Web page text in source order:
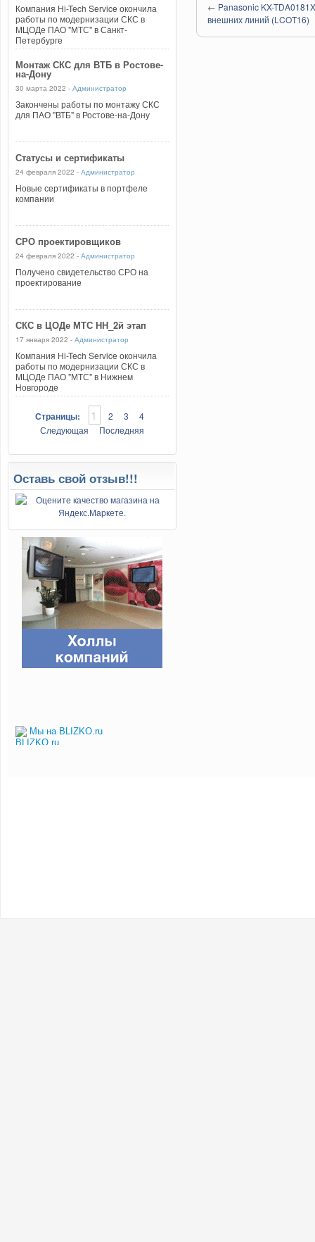
Компания Hi-Tech Service окончила
работы по модернизации СКС в
МЦОДе ПАО "МТС" в Санкт-
Петербурге
Монтаж СКС для ВТБ в Ростове-
на-Дону
30 марта 2022 - Администратор
Закончены работы по монтажу СКС
для ПАО "ВТБ" в Ростове-на-Дону
Статусы и сертификаты
24 февраля 2022 - Администратор
Новые сертификаты в портфеле
компании
СРО проектировщиков
24 февраля 2022 - Администратор
Получено свидетельство СРО на
проектирование
СКС в ЦОДе МТС НН_2й этап
17 января 2022 - Администратор
Компания Hi-Tech Service окончила
работы по модернизации СКС в
МЦОДе ПАО "МТС" в Нижнем
Новгороде
Страницы: 1 2 3
4
Следующая
Последняя
Оставь свой отзыв!!!
Мы на BLIZKO.ru
← Panasonic KX-
внешних линий (LCOT16)